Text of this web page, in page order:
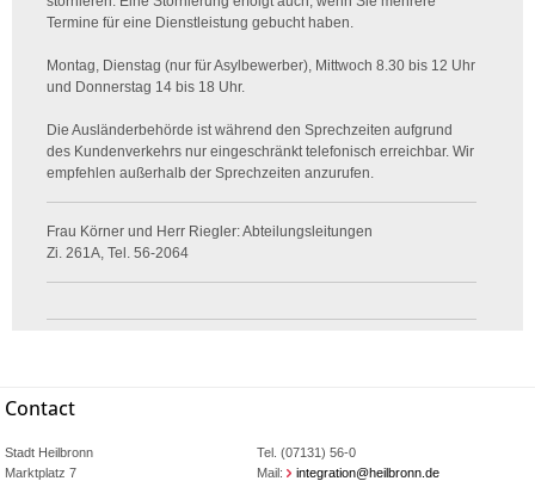
Termine für eine Dienstleistung gebucht haben.
Montag, Dienstag (nur für Asylbewerber), Mittwoch 8.30 bis 12 Uhr
und Donnerstag 14 bis 18 Uhr.
Die Ausländerbehörde ist während den Sprechzeiten aufgrund
des Kundenverkehrs nur eingeschränkt telefonisch erreichbar. Wir
empfehlen außerhalb der Sprechzeiten anzurufen.
Frau Körner und Herr Riegler: Abteilungsleitungen
Zi. 261A, Tel. 56-2064
Contact
Stadt Heilbronn
Marktplatz 7
Tel. (07131) 56-0
Mail:
integration@heilbronn.de